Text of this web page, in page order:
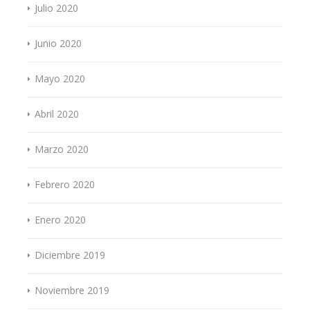
Julio 2020
Junio 2020
Mayo 2020
Abril 2020
Marzo 2020
Febrero 2020
Enero 2020
Diciembre 2019
Noviembre 2019